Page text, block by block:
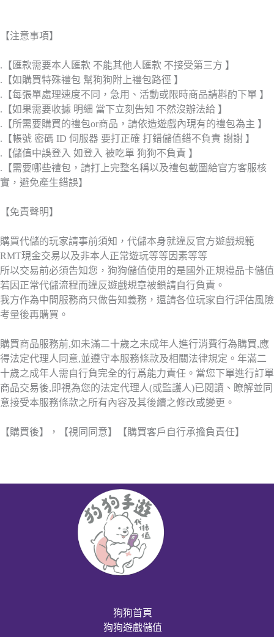
【注意事項】
.【匯款需要本人匯款 不能其他人匯款 不接受第三方 】
.【如購買特殊禮包 幫狗狗附上禮包路徑 】
.【每張單處理速度不同，急用、活動或限時商品請斟酌下單 】
.【如果需要收據 明細 當下立刻告知 不然沒辦法給 】
.【所需要購買的禮包or商品，請依造遊戲內現有的禮包為主 】
.【帳號 密碼 ID 伺服器 要打正確 打錯儲值錯不負責 謝謝 】
.【儲值中誤登入 如登入 被吃單 狗狗不負責 】
.【需要哪些禮包，請打上完整名稱以及禮包截圖給官方客服核
實，避免產生錯誤】
【免責聲明】
購買代儲的玩家請事前須知，代儲本身就違反官方遊戲規範
RMT現金交易以及非本人正常遊玩等等因素等等
所以交易前必須告知您，狗狗儲值使用的是國外正規禮品卡儲值
若因正常代儲流程而違反遊戲規章被鎖請自行負責。
我方作為中間服務商只做告知義務，還請各位玩家自行評估風險
考量後再購買。
購買商品服務前,如未滿二十歲之未成年人進行消費行為購買,應
得法定代理人同意,並遵守本服務條款及相關法律規定。年滿二
十歲之成年人需自行負完全的行爲能力責任。當您下單進行訂單
商品交易後,即視為您的法定代理人(或監護人)已閱讀、瞭解並同
意接受本服務條款之所有內容及其後續之修改或變更。
【購買後】，【視同同意】【購買客戶自行承擔負責任】
狗狗首頁
狗狗遊戲儲值